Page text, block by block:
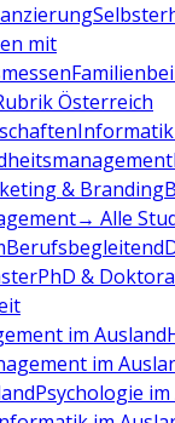
mit
Österreich
& Branding
→ Alle
Berufsbegleitend
PhD &
im Ausland
im
Psychologie